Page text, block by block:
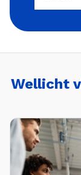
Wellicht